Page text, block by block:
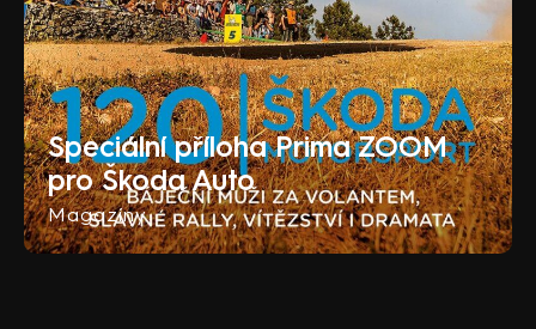
Speciální příloha Prima ZOOM
pro Škoda Auto
Magazíny